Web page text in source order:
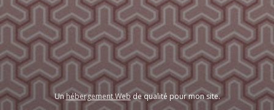
Unhébergement Webde qualité pour mon site.